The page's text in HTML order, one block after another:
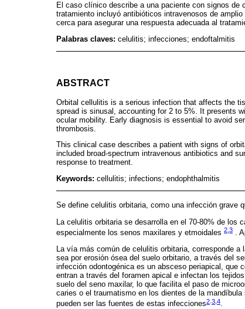
El caso clínico describe a una paciente con signos de
tratamiento incluyó antibióticos intravenosos de
cerca para asegurar una respuesta adecuada al
Palabras claves: celulitis; infecciones; endoftalmitis
ABSTRACT
Orbital cellulitis is a serious infection that affects the
spread is sinusal, accounting for 2 to 5%. It presents
ocular mobility. Early diagnosis is essential to avoid
thrombosis.
This clinical case describes a patient with signs of
included broad-spectrum intravenous antibiotics and
response to treatment.
Keywords: cellulitis; infections; endophthalmitis
Se define celulitis orbitaria, como una infección grave
La celulitis orbitaria se desarrolla en el 70-80% de los
especialmente los senos maxilares y etmoidales 2 3 .
La vía más común de celulitis orbitaria, corresponde
sea por erosión ósea del suelo orbitario, a través del
infección odontogénica es un absceso periapical, que
entran a través del foramen apical e infectan los
suelo del seno maxilar, lo que facilita el paso de
caries o el traumatismo en los dientes de la
pueden ser las fuentes de estas infecciones2 3 4.